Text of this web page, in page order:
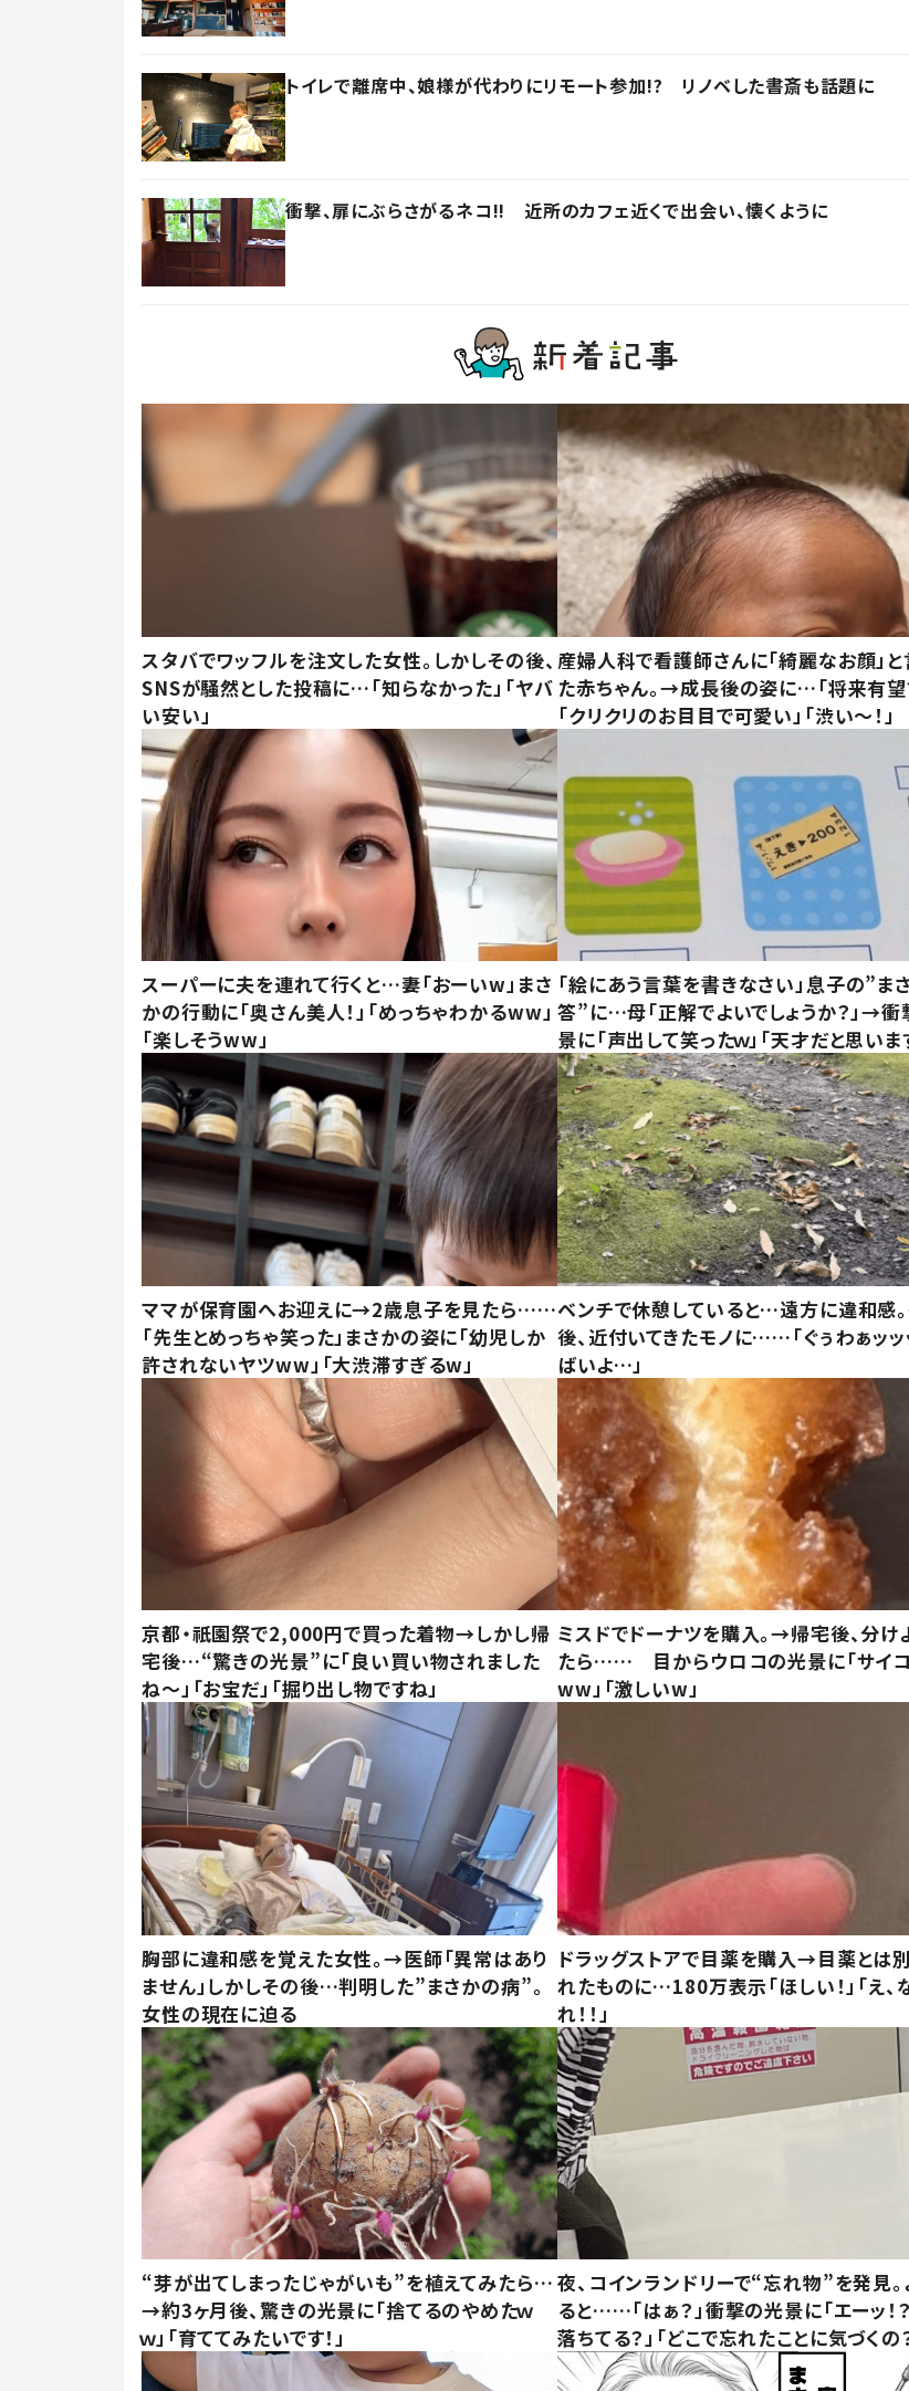
トイレで離席中、娘様が代わりにリモート参加!? リノベした書斎も話題に
衝撃、扉にぶらさがるネコ!! 近所のカフェ近くで出会い、懐くように
スタバでワッフルを注文した女性。しかしその後、
SNSが騒然とした投稿に…「知らなかった」「ヤバ
い安い」
産婦人科で看護師さんに「綺麗なお顔」
た赤ちゃん。→成長後の姿に…「将来有望
「クリクリのお目目で可愛い」「渋い～！」
スーパーに夫を連れて行くと…妻「おーいw」まさ
かの行動に「奥さん美人！」「めっちゃわかるww」
「楽しそうww」
「絵にあう言葉を書きなさい」息子の”ま
答”に…母「正解でよいでしょうか？」→
景に「声出して笑ったｗ」「天才だと思いま
ママが保育園へお迎えに→2歳息子を見たら……
「先生とめっちゃ笑った」まさかの姿に「幼児しか
許されないヤツww」「大渋滞すぎるw」
ベンチで休憩していると…遠方に違和感
後、近付いてきたモノに……「ぐぅわぁッッ
ばいよ…」
京都・祇園祭で2,000円で買った着物→しかし帰
宅後…“驚きの光景”に「良い買い物されました
ね～」「お宝だ」「掘り出し物ですね」
ミスドでドーナツを購入。→帰宅後、分け
たら…… 目からウロコの光景に「サイ
ww」「激しいw」
胸部に違和感を覚えた女性。→医師「異常はあり
ません」しかしその後…判明した”まさかの病”。
女性の現在に迫る
ドラッグストアで目薬を購入→目薬とは
れたものに…180万表示「ほしい！」「え、
れ！！」
“芽が出てしまったじゃがいも”を植えてみたら…
→約3ヶ月後、驚きの光景に「捨てるのやめたｗ
ｗ」「育ててみたいです！」
夜、コインランドリーで“忘れ物”を発見。
ると……「はぁ？」衝撃の光景に「エーッ！
落ちてる？」「どこで忘れたことに気づくの